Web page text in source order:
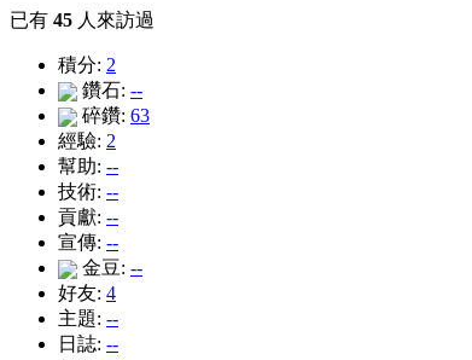
已有 45 人來訪過
積分: 2
鑽石: --
碎鑽: 63
經驗: 2
幫助: --
技術: --
貢獻: --
宣傳: --
金豆: --
好友: 4
主題: --
日誌: --